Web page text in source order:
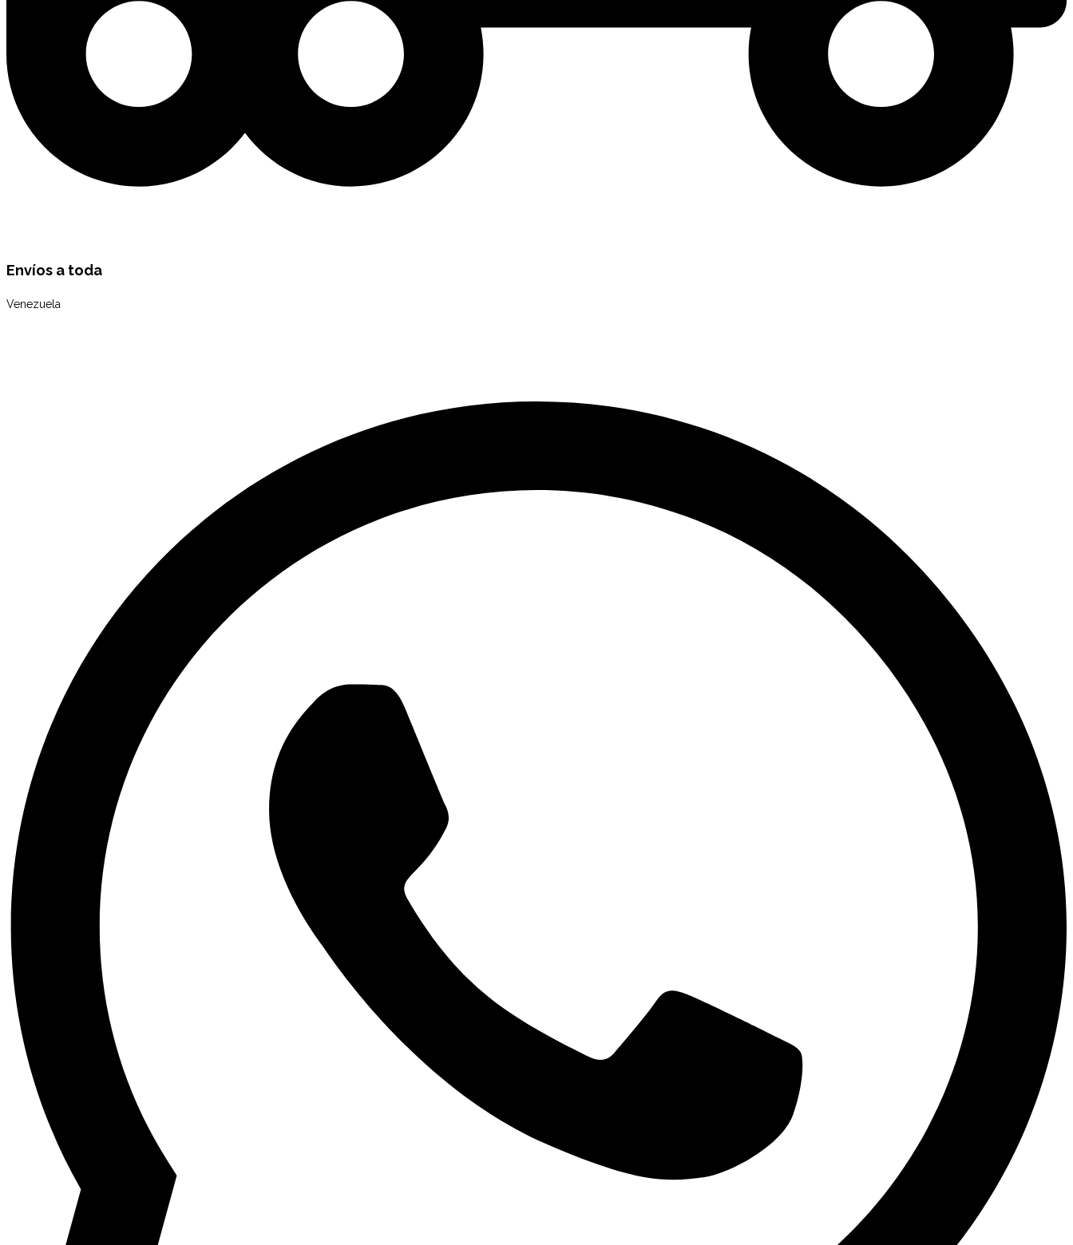
Envíos a toda
Venezuela